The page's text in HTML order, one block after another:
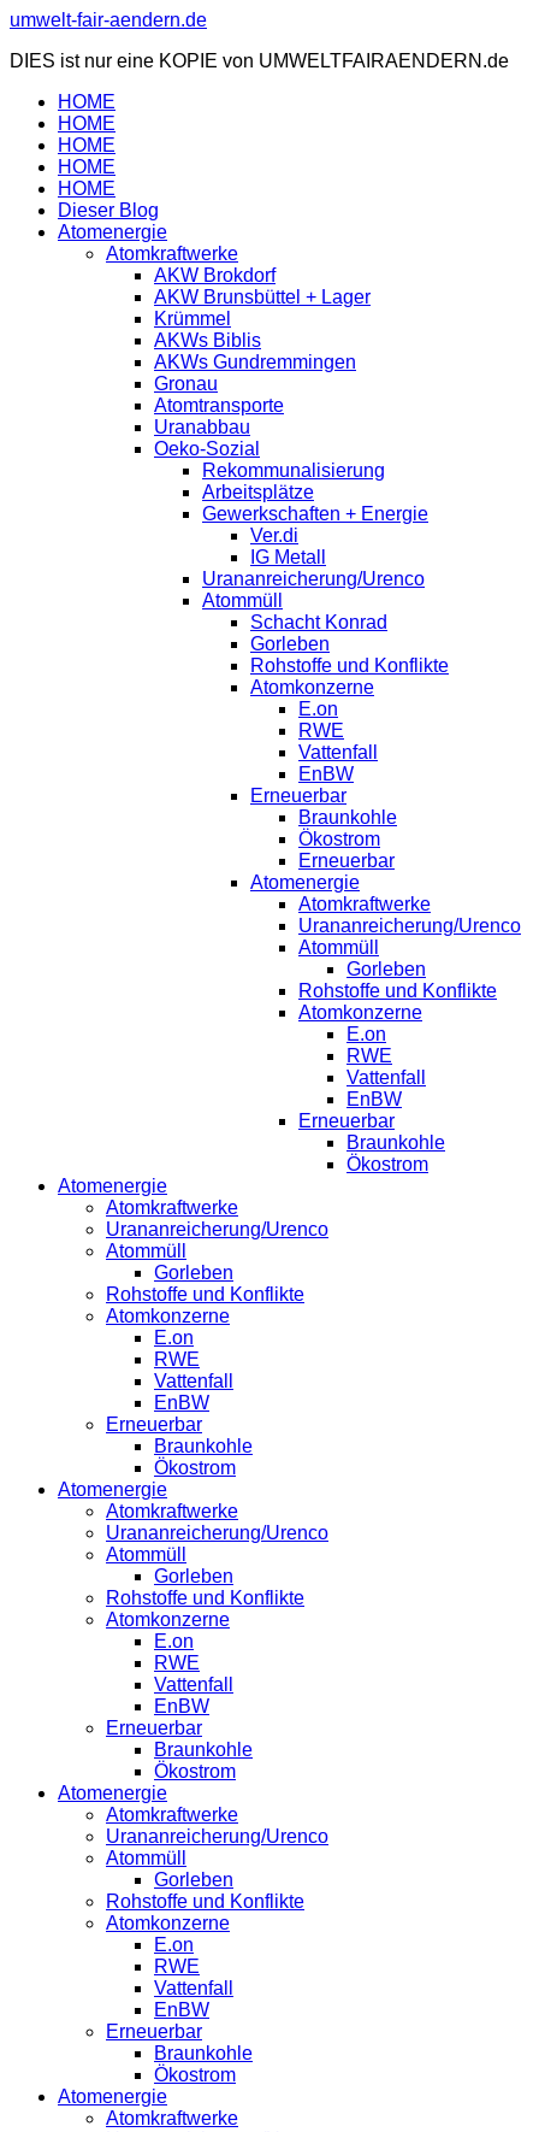
Zum
springen
umwelt-fair-aendern.de
DIES ist nur eine KOPIE von UMWELTFAIRAENDERN.de
HOME
HOME
HOME
HOME
HOME
Dieser Blog
Atomenergie
Atomkraftwerke
AKW Brokdorf
AKW Brunsbüttel + Lager
Krümmel
AKWs Biblis
AKWs Gundremmingen
Gronau
Atomtransporte
Uranabbau
Oeko-Sozial
Rekommunalisierung
Arbeitsplätze
Gewerkschaften + Energie
Ver.di
IG Metall
Urananreicherung/Urenco
Atommüll
Schacht Konrad
Gorleben
Rohstoffe und Konflikte
Atomkonzerne
E.on
RWE
Vattenfall
EnBW
Erneuerbar
Braunkohle
Ökostrom
Erneuerbar
Atomenergie
Atomkraftwerke
Urananreicherung/Urenco
Atommüll
Gorleben
Rohstoffe und Konflikte
Atomkonzerne
E.on
RWE
Vattenfall
EnBW
Erneuerbar
Braunkohle
Ökostrom
Atomenergie
Atomkraftwerke
Urananreicherung/Urenco
Atommüll
Gorleben
Rohstoffe und Konflikte
Atomkonzerne
E.on
RWE
Vattenfall
EnBW
Erneuerbar
Braunkohle
Ökostrom
Atomenergie
Atomkraftwerke
Urananreicherung/Urenco
Atommüll
Gorleben
Rohstoffe und Konflikte
Atomkonzerne
E.on
RWE
Vattenfall
EnBW
Erneuerbar
Braunkohle
Ökostrom
Atomenergie
Atomkraftwerke
Urananreicherung/Urenco
Atommüll
Gorleben
Rohstoffe und Konflikte
Atomkonzerne
E.on
RWE
Vattenfall
EnBW
Erneuerbar
Braunkohle
Ökostrom
Atomenergie
Atomkraftwerke